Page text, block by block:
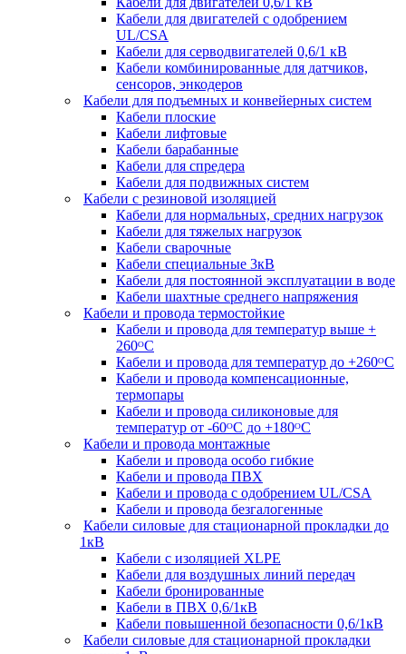
Кабели для двигателей с одобрением
UL/CSA
Кабели для серводвигателей 0,6/1 кВ
Кабели комбинированные для датчиков,
cенсоров, энкодеров
Кабели для подъемных и конвейерных систем
Кабели плоские
Кабели лифтовые
Кабели барабанные
Кабели для спредера
Кабели для подвижных систем
Кабели с резиновой изоляцией
Кабели для нормальных, средних нагрузок
Кабели для тяжелых нагрузок
Кабели сварочные
Кабели специальные 3кВ
Кабели для постоянной эксплуатации в воде
Кабели шахтные среднего напряжения
Кабели и провода термостойкие
Кабели и провода для температур выше +
260ᴼС
Кабели и провода для температур до +260ᴼС
Кабели и провода компенсационные,
термопары
Кабели и провода силиконовые для
температур от -60ᴼC до +180ᴼС
Кабели и провода монтажные
Кабели и провода особо гибкие
Кабели и провода ПВХ
Кабели и провода с одобрением UL/CSA
Кабели и провода безгалогенные
Кабели силовые для стационарной прокладки до
1кВ
Кабели c изоляцией XLPE
Кабели для воздушных линий передач
Кабели бронированные
Кабели в ПВХ 0,6/1кВ
Кабели повышенной безопасности 0,6/1кВ
Кабели силовые для стационарной прокладки